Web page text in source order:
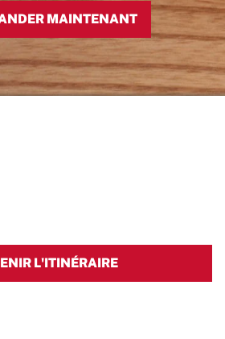
MAINTENANT
L'ITINÉRAIRELINK OPENS IN